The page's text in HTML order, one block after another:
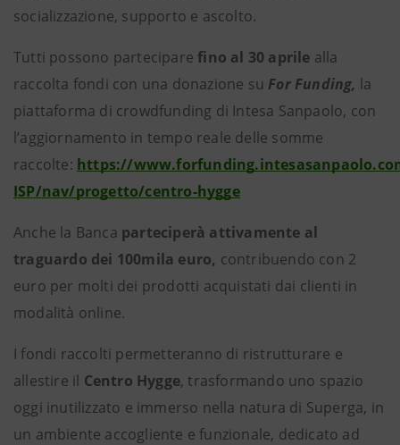
socializzazione, supporto e ascolto.
Tutti possono partecipare fino al 30 aprile alla
raccolta fondi con una donazione su For Funding, la
piattaforma di crowdfunding di Intesa Sanpaolo, con
l’aggiornamento in tempo reale delle somme
raccolte: https://
ISP/nav/progetto/centro-hygge
Anche la Banca parteciperà attivamente al
traguardo dei 100mila euro, contribuendo con 2
euro per molti dei prodotti acquistati dai clienti in
modalità online.
I fondi raccolti permetteranno di ristrutturare e
allestire il Centro Hygge, trasformando uno spazio
oggi inutilizzato e immerso nella natura di Superga, in
un ambiente accogliente e funzionale, dedicato ad